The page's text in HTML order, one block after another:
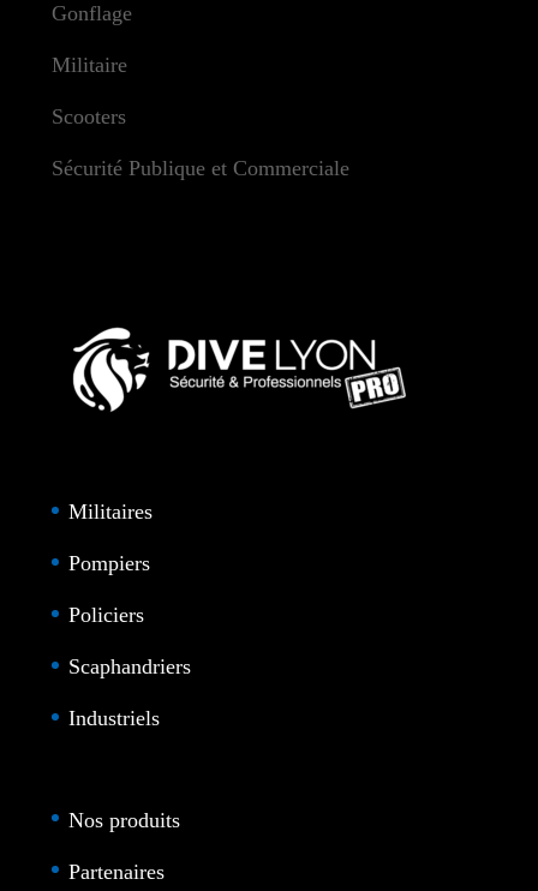
Gonflage
Militaire
Scooters
Sécurité Publique et Commerciale
Militaires
Pompiers
Policiers
Scaphandriers
Industriels
Nos produits
Partenaires